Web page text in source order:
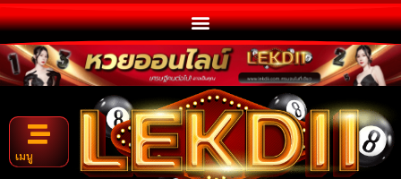
เมนู